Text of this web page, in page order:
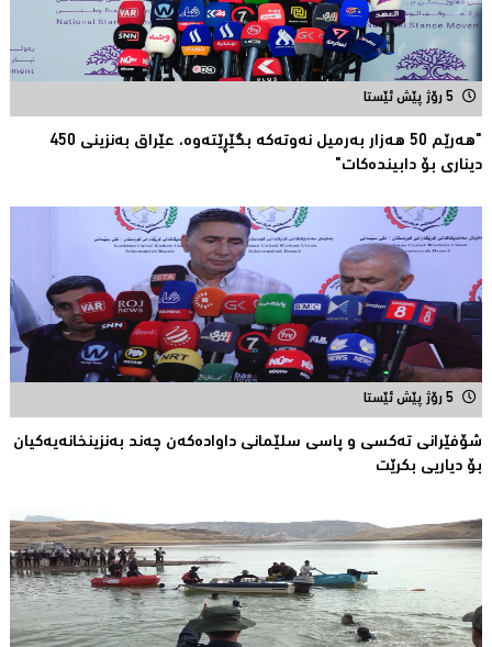
5 رۆژ پێش ئێستا
"هەرێم 50 هەزار بەرمیل نەوتەكە بگێڕێتەوە، عێراق بەنزینی 450
دیناری بۆ دابیندەكات"
5 رۆژ پێش ئێستا
شۆفێرانی تەكسی و پاسی سلێمانی داوادەكەن چەند بەنزینخانەیەكیان
بۆ دیاریی بکرێت